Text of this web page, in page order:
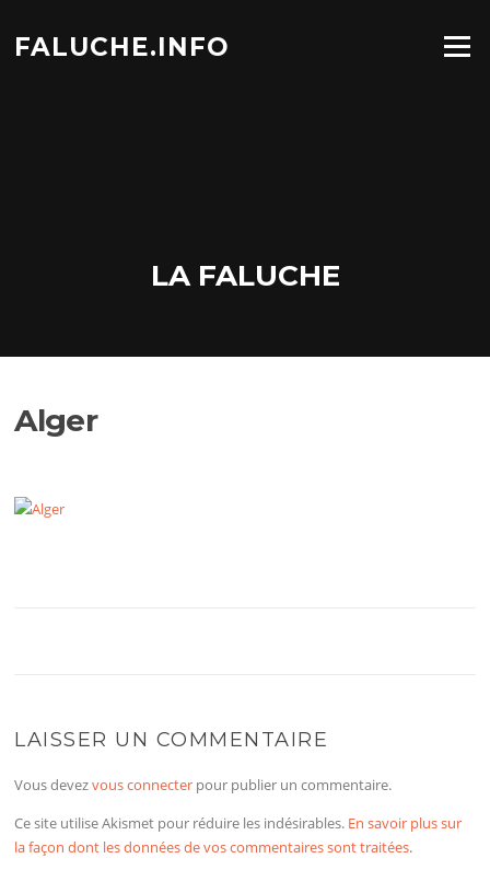
contenu
FALUCHE.INFO Menu
LA FALUCHE
Alger
LAISSER UN COMMENTAIRE
Vous devezvous connecter pour publier un commentaire.
Ce site utilise Akismet pour réduire les indésirables. En savoir plus sur
la façon dont les données de vos commentaires sont traitées.